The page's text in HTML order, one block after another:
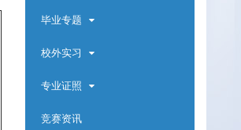
毕业专题
校外实习
专业证照
竞赛资讯